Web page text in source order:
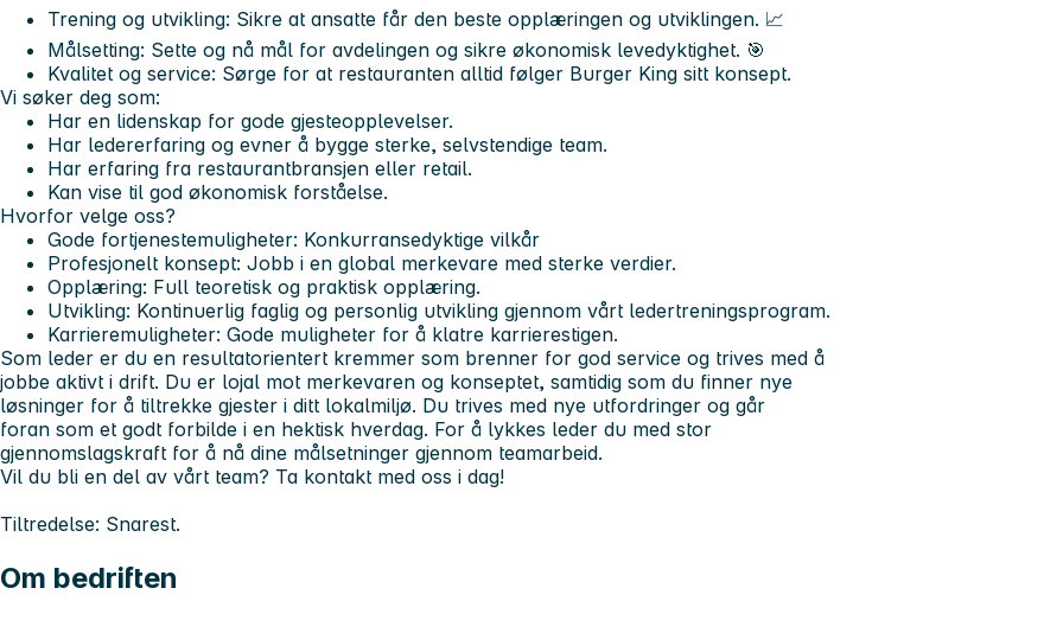
Trening og utvikling: Sikre at ansatte får den beste opplæringen og utviklingen. 📈
Målsetting: Sette og nå mål for avdelingen og sikre økonomisk levedyktighet. 🎯
Kvalitet og service: Sørge for at restauranten alltid følger Burger King sitt konsept.
Vi søker deg som:
Har en lidenskap for gode gjesteopplevelser.
Har ledererfaring og evner å bygge sterke, selvstendige team.
Har erfaring fra restaurantbransjen eller retail.
Kan vise til god økonomisk forståelse.
Hvorfor velge oss?
Gode fortjenestemuligheter: Konkurransedyktige vilkår
Profesjonelt konsept: Jobb i en global merkevare med sterke verdier.
Opplæring: Full teoretisk og praktisk opplæring.
Utvikling: Kontinuerlig faglig og personlig utvikling gjennom vårt ledertreningsprogram.
Karrieremuligheter: Gode muligheter for å klatre karrierestigen.
Som leder er du en resultatorientert kremmer som brenner for god service og trives med å
jobbe aktivt i drift. Du er lojal mot merkevaren og konseptet, samtidig som du finner nye
løsninger for å tiltrekke gjester i ditt lokalmiljø. Du trives med nye utfordringer og går
foran som et godt forbilde i en hektisk hverdag. For å lykkes leder du med stor
gjennomslagskraft for å nå dine målsetninger gjennom teamarbeid.
Vil du bli en del av vårt team? Ta kontakt med oss i dag!
Tiltredelse: Snarest.
Om bedriften